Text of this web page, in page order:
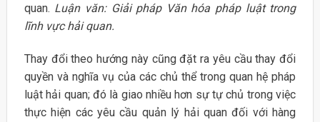
quan. Luận văn: Giải pháp Văn hóa pháp luật trong
lĩnh vực hải quan.
Thay đổi theo hướng này cũng đặt ra yêu cầu thay đổi
quyền và nghĩa vụ của các chủ thể trong quan hệ pháp
luật hải quan; đó là giao nhiều hơn sự tự chủ trong việc
thực hiện các yêu cầu quản lý hải quan đối với hàng